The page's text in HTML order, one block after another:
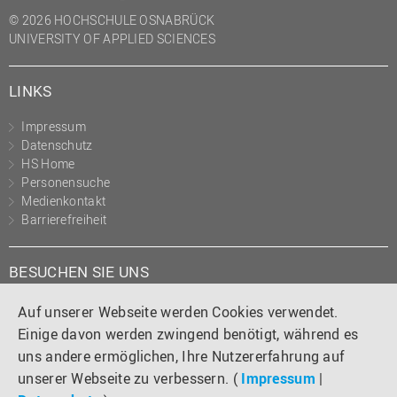
Auf unserer Webseite werden Cookies verwendet.
Einige davon werden zwingend benötigt, während es
uns andere ermöglichen, Ihre Nutzererfahrung auf
unserer Webseite zu verbessern. ( Impressum |
(PMO)
Prozessmanagement
Studierendensekretariat
Studium und Lehre
Transfer- und
Innovationsmanagement
© 2026 HOCHSCHULE OSNABRÜCK
UNIVERSITY OF APPLIED SCIENCES
LINKS
Impressum
Datenschutz
HS Home
Personensuche
Medienkontakt
Barrierefreiheit
BESUCHEN SIE UNS
Instagram
TiktokLinkedIn
YouTube
Facebook